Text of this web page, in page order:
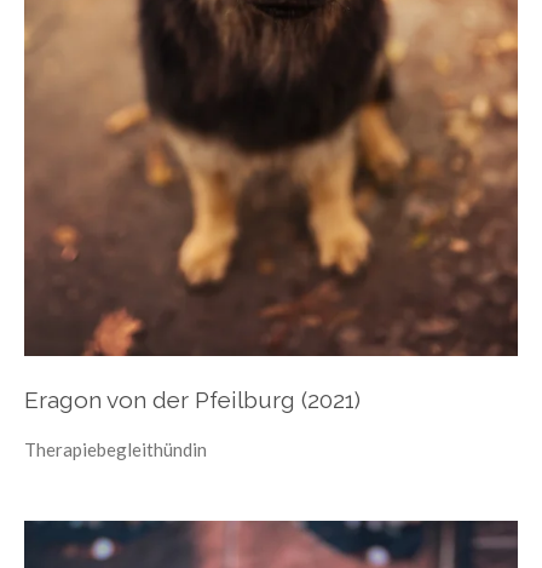
Eragon von der Pfeilburg (2021)
Therapiebegleithündin